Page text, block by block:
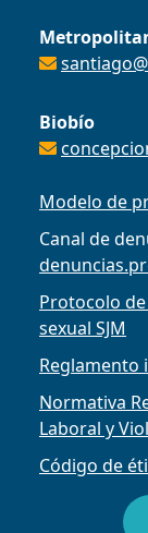
Biobío
Modelo de
Canal de
Protocolo
sexual SJM
Reglamento
Normativa
Laboral y
Código de